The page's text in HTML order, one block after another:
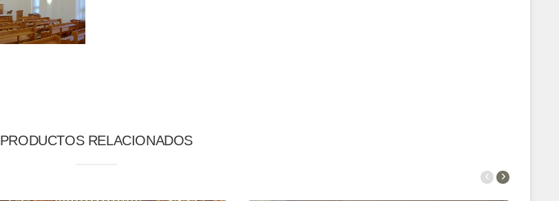
PRODUCTOS RELACIONADOS